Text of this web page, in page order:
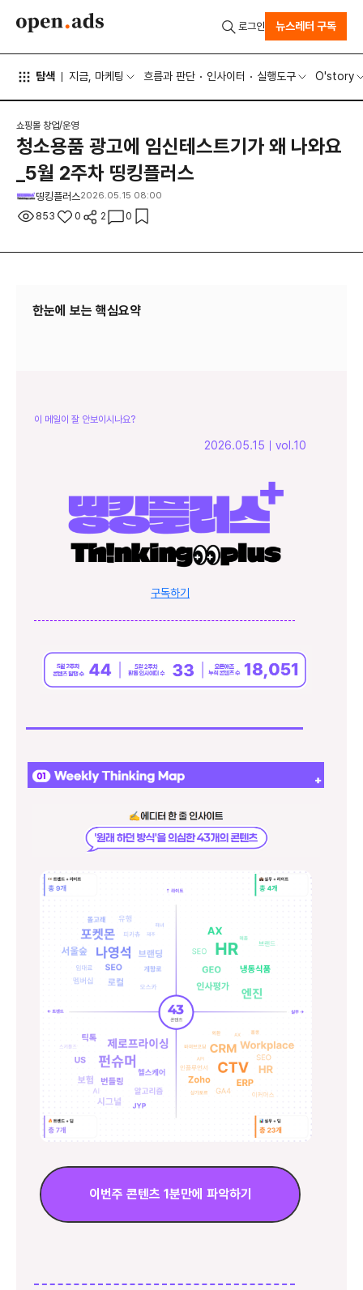
탐색 지금, 마케팅 흐름과 판단 인사이터 실행도구 O'story
로그인 뉴스레터 구독
쇼핑몰 창업/운영
청소용품 광고에 임신테스트기가 왜 나와요
_5월 2주차 띵킹플러스
띵킹플러스2026.05.15 08:00
853 0 2 0
한눈에 보는 핵심요약
이 메일이 잘 안보이시나요?
2026.05.15｜vol.10
구독하기
이번주 콘텐츠 1분만에 파악하기